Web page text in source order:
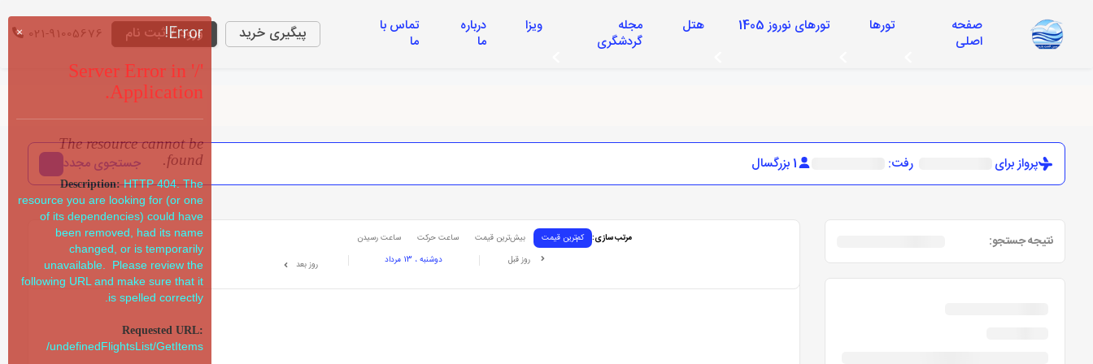
صفحه
اصلی
تورها تورهای نوروز 1405 هتل
مجله
گردشگری
ویزا
درباره
ما
تماس با
ما
پیگیری خرید ورود / ثبت نام 021-91005676
پرواز برای رفت: 1 بزرگسال جستجوی مجدد
نتیجه جستجو: مرتب سازی: کم‌ترین قیمت بیش‌ترین قیمت ساعت حرکت
ساعت رسیدن
روز قبل
دوشنبه ، 13 مرداد روز بعد
× Error!
Server Error in '/'
Application.
The resource cannot be
found.
Description:HTTP 404. The
resource you are looking for (or one
of its dependencies) could have
been removed, had its name
changed, or is temporarily
unavailable. Please review the
following URL and make sure that it
is spelled correctly.
Requested URL:
/undefinedFlightsList/GetItems